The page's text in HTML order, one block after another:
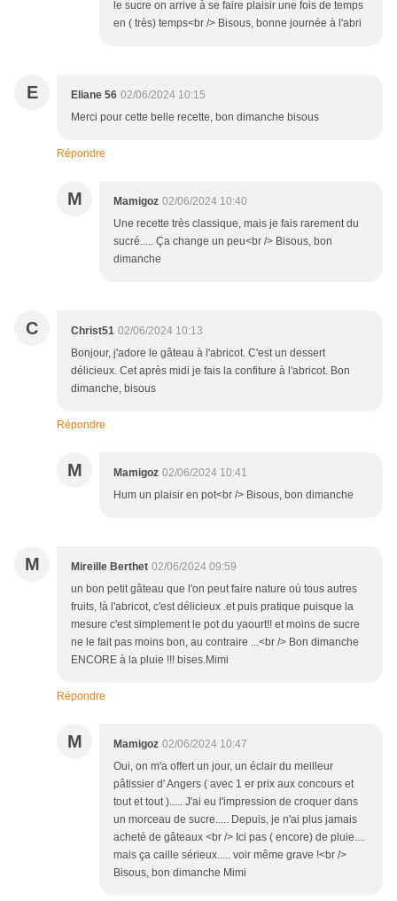
le sucre on arrive à se faire plaisir une fois de temps
en ( très) temps<br /> Bisous, bonne journée à l'abri
E Eliane 56 02/06/2024 10:15
Merci pour cette belle recette, bon dimanche bisous
Répondre
M Mamigoz 02/06/2024 10:40
Une recette très classique, mais je fais rarement du
sucré..... Ça change un peu<br /> Bisous, bon
dimanche
C Christ51 02/06/2024 10:13
Bonjour, j'adore le gâteau à l'abricot. C'est un dessert
délicieux. Cet après midi je fais la confiture à l'abricot. Bon
dimanche, bisous
Répondre
M Mamigoz 02/06/2024 10:41
Hum un plaisir en pot<br /> Bisous, bon dimanche
M Mireille Berthet 02/06/2024 09:59
un bon petit gâteau que l'on peut faire nature où tous autres
fruits, !à l'abricot, c'est délicieux .et puis pratique puisque la
mesure c'est simplement le pot du yaourt!! et moins de sucre
ne le fait pas moins bon, au contraire ...<br /> Bon dimanche
ENCORE à la pluie !!! bises.Mimi
Répondre
M Mamigoz 02/06/2024 10:47
Oui, on m'a offert un jour, un éclair du meilleur
pâtissier d' Angers ( avec 1 er prix aux concours et
tout et tout )..... J'ai eu l'impression de croquer dans
un morceau de sucre..... Depuis, je n'ai plus jamais
acheté de gâteaux <br /> Ici pas ( encore) de pluie....
mais ça caille sérieux..... voir même grave !<br />
Bisous, bon dimanche Mimi